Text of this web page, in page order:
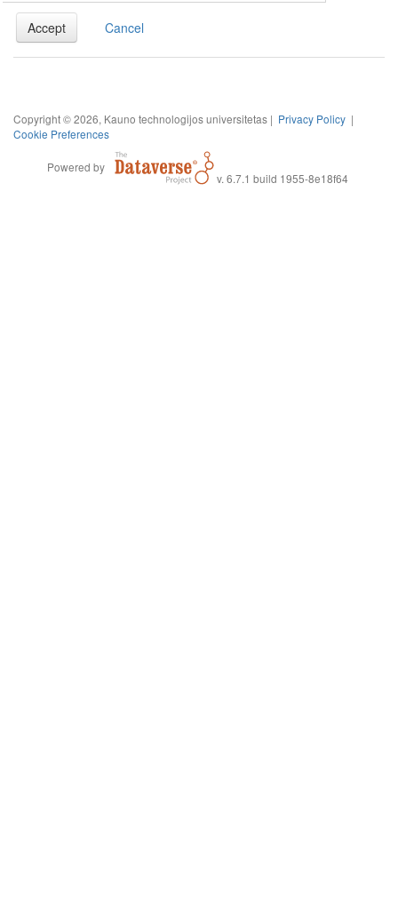
Accept Cancel
Copyright © 2026, Kauno technologijos universitetas | Privacy Policy |
Cookie Preferences
Powered by
v. 6.7.1 build 1955-8e18f64